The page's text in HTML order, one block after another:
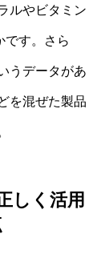
ルやビタミン
です。さら
うデータがあ
を混ぜた製品
しく活用